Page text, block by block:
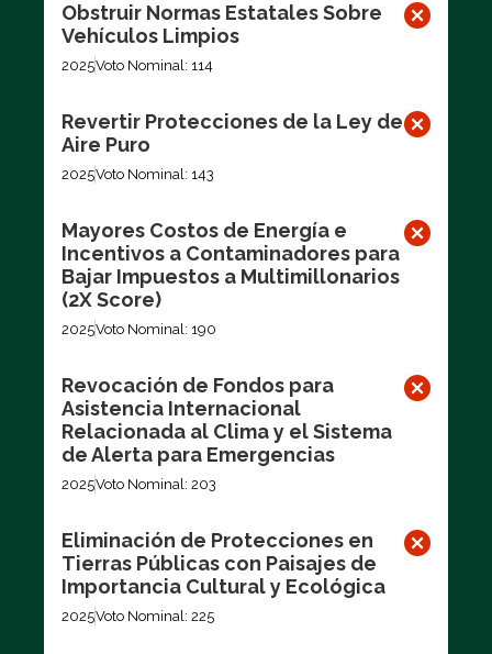
Obstruir Normas Estatales Sobre
Vehículos Limpios
2025Voto Nominal: 114
Revertir Protecciones de la Ley de
Aire Puro
2025Voto Nominal: 143
Mayores Costos de Energía e
Incentivos a Contaminadores para
Bajar Impuestos a Multimillonarios
(2X Score)
2025Voto Nominal: 190
Revocación de Fondos para
Asistencia Internacional
Relacionada al Clima y el Sistema
de Alerta para Emergencias
2025Voto Nominal: 203
Eliminación de Protecciones en
Tierras Públicas con Paisajes de
Importancia Cultural y Ecológica
2025Voto Nominal: 225